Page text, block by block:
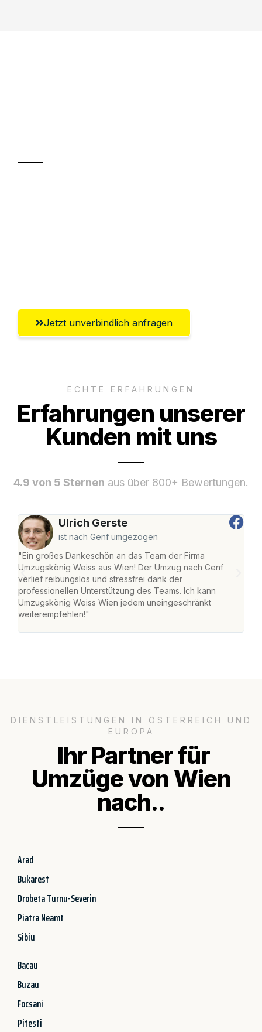
Jetzt unverbindlich anfragen
ECHTE ERFAHRUNGEN
Erfahrungen unserer
Kunden mit uns
4.9 von 5 Sternen aus über 800+ Bewertungen.
Ulrich Gerste
ist nach Genf umgezogen
"Ein großes Dankeschön an das Team der Firma
Umzugskönig Weiss aus Wien! Der Umzug nach Genf
verlief reibungslos und stressfrei dank der
professionellen Unterstützung des Teams. Ich kann
Umzugskönig Weiss Wien jedem uneingeschränkt
weiterempfehlen!"
DIENSTLEISTUNGEN IN ÖSTERREICH UND
EUROPA
Ihr Partner für
Umzüge von Wien
nach..
Arad
Bukarest
Drobeta Turnu-Severin
Piatra Neamt
Sibiu
Bacau
Buzau
Focsani
Pitesti